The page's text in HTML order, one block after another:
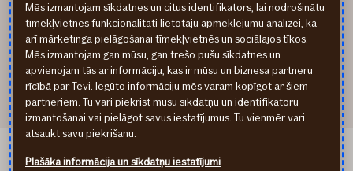
Ilgtspēja
If Apdrošināšanas
izplatītāji
Pirmslīguma informācija
Rekvizīti
Mēs izmantojam sīkdatnes un citus identifikators, lai nodrošinātu
tīmekļvietnes funkcionalitāti lietotāju apmeklējumu analīzei, kā
arī mārketinga pielāgošanai tīmekļvietnēs un sociālajos tīkos.
Mēs izmantojam gan mūsu, gan trešo pušu sīkdatnes un
apvienojam tās ar informāciju, kas ir mūsu un biznesa partneru
rīcībā par Tevi. Iegūto informāciju mēs varam kopīgot ar šiem
partneriem. Tu vari piekrist mūsu sīkdatņu un identifikatoru
izmantošanai vai pielāgot savus iestatījumus. Tu vienmēr vari
atsaukt savu piekrišanu.
Plašāka informācija un sīkdatņu iestatījumi